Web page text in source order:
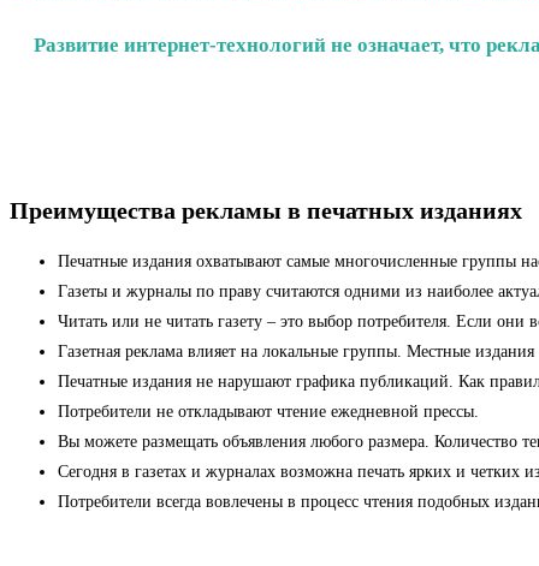
Развитие интернет-технологий не означает, что
Преимущества рекламы в печатных изданиях
Печатные издания охватывают самые многочисленные группы
Газеты и журналы по праву считаются одними из наиболее
Читать или не читать газету – это выбор потребителя. Если
Газетная реклама влияет на локальные группы. Местные
Печатные издания не нарушают графика публикаций. Как
Потребители не откладывают чтение ежедневной прессы.
Вы можете размещать объявления любого размера. Количество
Сегодня в газетах и журналах возможна печать ярких и четких
Потребители всегда вовлечены в процесс чтения подобных